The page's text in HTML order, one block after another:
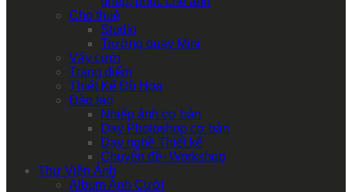
Cho thuê
Studio
Trường quay Mini
Váy cưới
Trang điểm
Thiết Kế Đồ Họa
Đào tạo
Nhiếp ảnh cơ bản
Dạy Photoshop cơ bản
Dạy nghề Thiết kế
Chuyên đề- Workshop
Thư Viện Ảnh
Album Ảnh Cưới